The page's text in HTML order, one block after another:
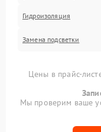
Гидроизоляция
Замена подсветки
Цены в прайс-
Мы проверим ваше